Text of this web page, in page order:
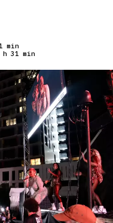
min
31 min